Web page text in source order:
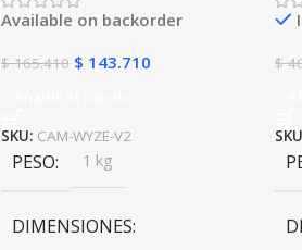
Available on backorder
$165.410 $ 143.710
SKU: CAM-WYZE-V2
PESO 1 kg
DIMENSIONES
$